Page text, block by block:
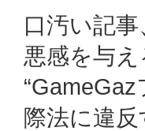
口汚い記
悪感を与
際法に違